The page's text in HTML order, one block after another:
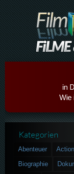
in
Wie
Kategorien
Abenteuer Action
Biographie